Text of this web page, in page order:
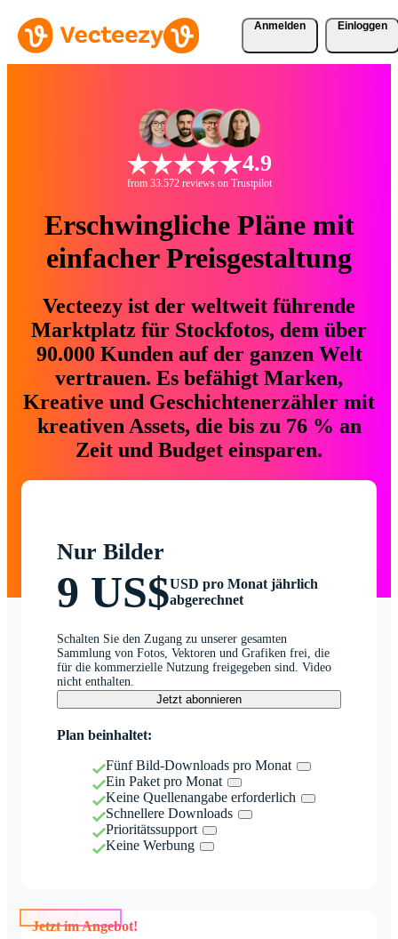
Anmelden Einloggen
4.9
from 33.572 reviews on Trustpilot
Erschwingliche Pläne mit
einfacher Preisgestaltung
Vecteezy ist der weltweit führende
Marktplatz für Stockfotos, dem über
90.000 Kunden auf der ganzen Welt
vertrauen. Es befähigt Marken,
Kreative und Geschichtenerzähler mit
kreativen Assets, die bis zu 76 % an
Zeit und Budget einsparen.
Nur Bilder
9 US$USD pro Monat jährlich
abgerechnet
Schalten Sie den Zugang zu unserer gesamten
Sammlung von Fotos, Vektoren und Grafiken frei, die
für die kommerzielle Nutzung freigegeben sind. Video
nicht enthalten.
Jetzt abonnieren
Plan beinhaltet:
Fünf Bild-Downloads pro Monat
Ein Paket pro Monat
Keine Quellenangabe erforderlich
Schnellere Downloads
Prioritätssupport
Keine Werbung
Jetzt im Angebot!